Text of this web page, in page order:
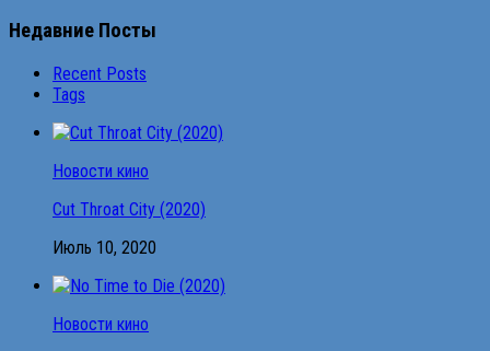
Недавние Посты
Recent Posts
Tags
Новости кино
Cut Throat City (2020)
Июль 10, 2020
Новости кино